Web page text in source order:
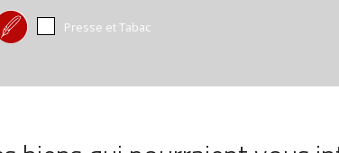
Presse et Tabac